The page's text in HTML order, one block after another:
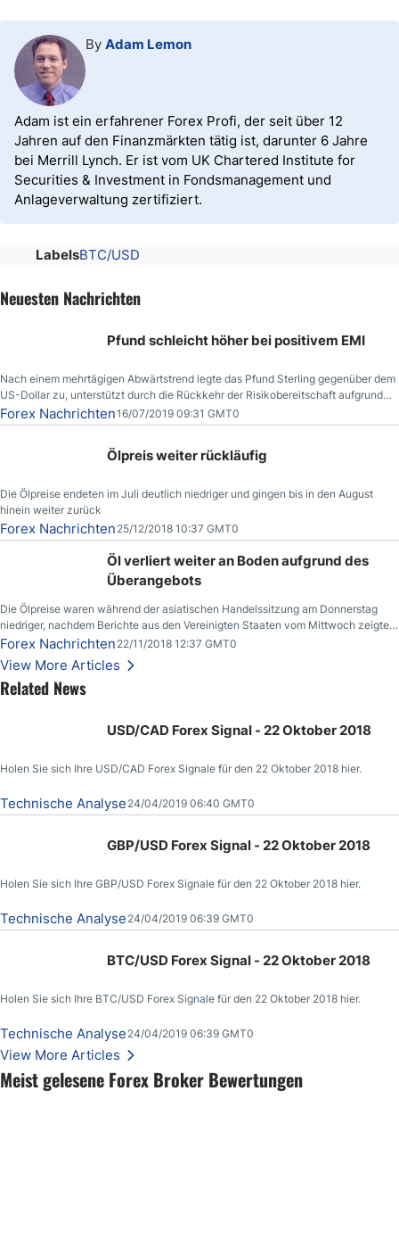
By Adam Lemon
Adam ist ein erfahrener Forex Profi, der seit über 12
Jahren auf den Finanzmärkten tätig ist, darunter 6 Jahre
bei Merrill Lynch. Er ist vom UK Chartered Institute for
Securities & Investment in Fondsmanagement und
Anlageverwaltung zertifiziert.
LabelsBTC/USD
Meist gelesene Forex Broker Bewertungen
Neuesten Nachrichten
Pfund schleicht höher bei positivem EMI
Nach einem mehrtägigen Abwärtstrend legte das Pfund Sterling gegenüber dem
US-Dollar zu, unterstützt durch die Rückkehr der Risikobereitschaft aufgrund
der Nachricht,
Forex Nachrichten16/07/2019 09:31 GMT0
Ölpreis weiter rückläufig
Die Ölpreise endeten im Juli deutlich niedriger und gingen bis in den August
hinein weiter zurück
Forex Nachrichten 25/12/2018 10:37 GMT0
Öl verliert weiter an Boden aufgrund des
Überangebots
Die Ölpreise waren während der asiatischen Handelssitzung am Donnerstag
niedriger, nachdem Berichte aus den Vereinigten Staaten vom Mittwoch zeigten,
dass die US-Rohöllagerbestände den höchsten Stand seit Dezember 2017
erreichten.
Forex Nachrichten 22/11/2018 12:37 GMT0
View More Articles
Related News
USD/CAD Forex Signal - 22 Oktober 2018
Holen Sie sich Ihre USD/CAD Forex Signale für den 22 Oktober 2018 hier.
Technische Analyse 24/04/2019 06:40 GMT0
GBP/USD Forex Signal - 22 Oktober 2018
Holen Sie sich Ihre GBP/USD Forex Signale für den 22 Oktober 2018 hier.
Technische Analyse 24/04/2019 06:39 GMT0
BTC/USD Forex Signal - 22 Oktober 2018
Holen Sie sich Ihre BTC/USD Forex Signale für den 22 Oktober 2018 hier.
Technische Analyse 24/04/2019 06:39 GMT0
View More Articles